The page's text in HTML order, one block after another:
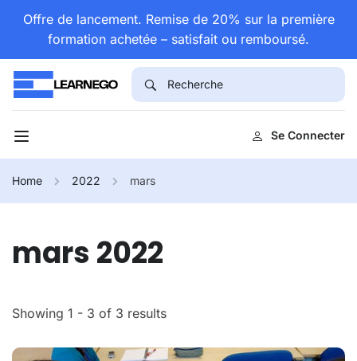
Offre de lancement. Remise de 20% sur la première
formation achetée – satisfait ou remboursé.
Se Connecter
Home 2022 mars
mars 2022
Showing 1 - 3 of 3 results